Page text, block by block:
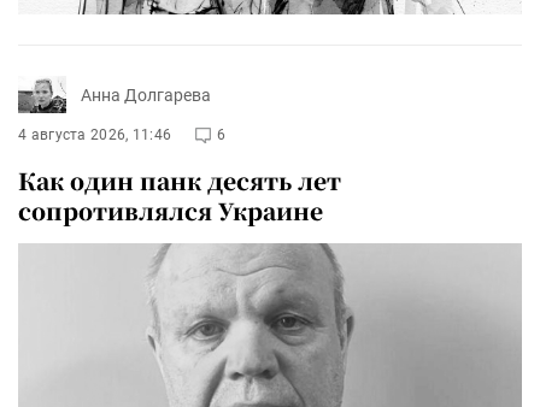
Анна Долгарева
4 августа 2026, 11:46 6
Как один панк десять лет
сопротивлялся Украине